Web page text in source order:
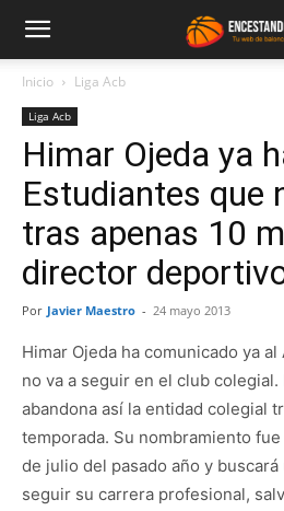
Inicio Liga Acb
Liga Acb
Himar Ojeda ya
Estudiantes que
tras apenas 10
director
Por Javier Maestro - 24 mayo 2013
Himar Ojeda ha comunicado ya
no va a seguir en el club
abandona así la entidad colegial
temporada. Su nombramiento
de julio del pasado año y
seguir su carrera profesional,